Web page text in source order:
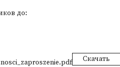
до:
Скачать